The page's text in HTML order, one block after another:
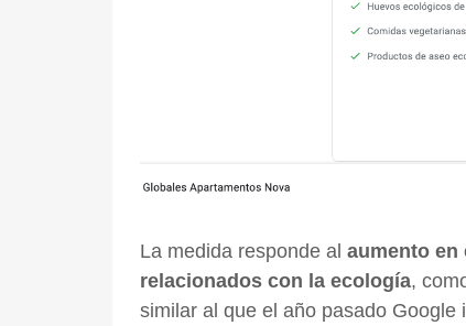
La medida responde al aumento en
relacionados con la ecología,
similar al que el año pasado